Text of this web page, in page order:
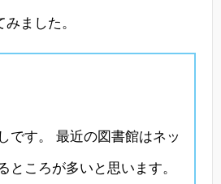
ました。
です。 最近の図書館はネッ
ところが多いと思います。